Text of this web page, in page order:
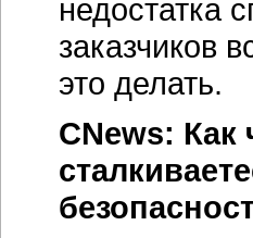
недостатка
заказчиков
это делать.
CNews: Как